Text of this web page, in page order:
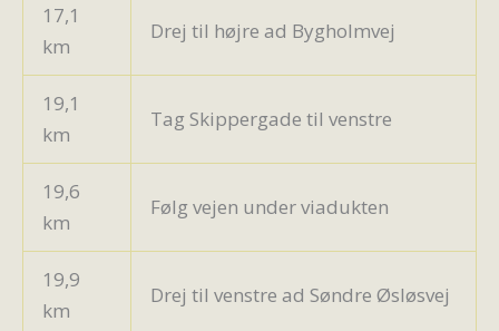
17,1
km
Drej til højre ad Bygholmvej
19,1
km
Tag Skippergade til venstre
19,6
km
Følg vejen under viadukten
19,9
km
Drej til venstre ad Søndre Øsløsvej